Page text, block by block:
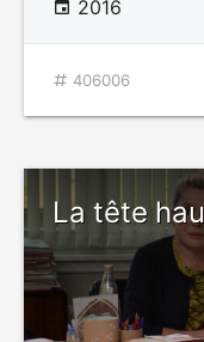
2016
406006
La tête